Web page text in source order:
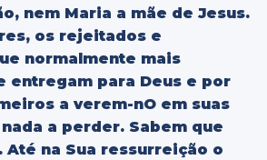
nem Maria a mãe de Jesus.
os rejeitados e
normalmente mais
entregam para Deus e por
a verem-nO em suas
a perder. Sabem que
Até na Sua ressurreição o